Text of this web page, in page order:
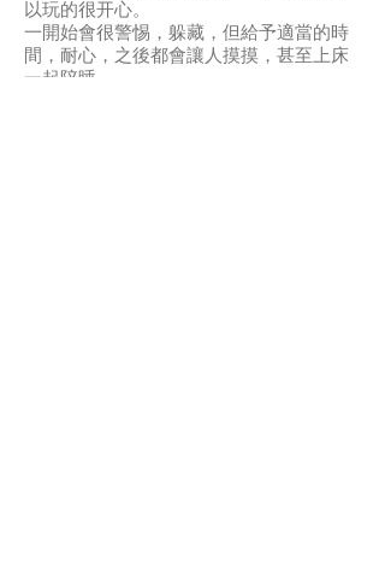
以玩的很开心。
一開始會很警惕，躲藏，但給予適當的時
間，耐心，之後都會讓人摸摸，甚至上床
一起陪睡